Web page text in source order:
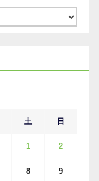
土 日
1 2
8 9